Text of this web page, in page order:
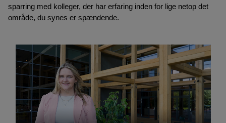
sparring med kolleger, der har erfaring inden for lige netop det
område, du synes er spændende.